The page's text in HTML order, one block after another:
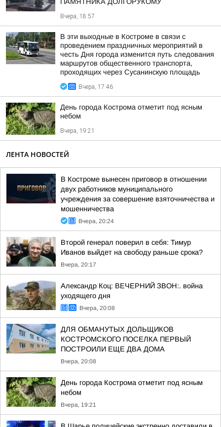
Вчера, 18:57
В эти выходные в Костроме в связи с
проведением праздничных мероприятий в
честь Дня города изменится путь следования
маршрутов общественного транспорта,
проходящих через Сусанинскую площадь
Вчера, 17:46
День города Кострома отметит под ясным
небом
Вчера, 19:21
ЛЕНТА НОВОСТЕЙ
В Костроме вынесен приговор в отношении
двух работников муниципального
учреждения за совершение взяточничества и
мошенничества
Вчера, 20:24
Второй генерал поверил в себя: Тимур
Иванов выйдет на свободу раньше срока?
Вчера, 20:17
Александр Коц: ВЕЧЕРНИЙ ЗВОН:. война
уходящего дня
Вчера, 20:08
ДЛЯ ОБМАНУТЫХ ДОЛЬЩИКОВ
КОСТРОМСКОГО ПОСЕЛКА ПЕРВЫЙ
ПОСТРОИЛИ ЕЩЕ ДВА ДОМА
Вчера, 20:08
День города Кострома отметит под ясным
небом
Вчера, 19:21